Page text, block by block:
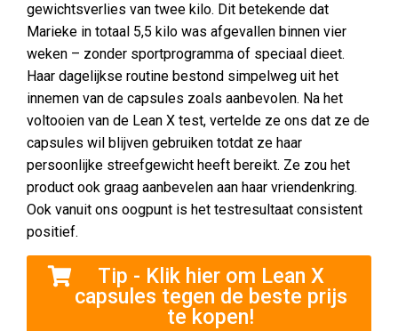
gewichtsverlies van twee kilo. Dit betekende dat
Marieke in totaal 5,5 kilo was afgevallen binnen vier
weken – zonder sportprogramma of speciaal dieet.
Haar dagelijkse routine bestond simpelweg uit het
innemen van de capsules zoals aanbevolen. Na het
voltooien van de Lean X test, vertelde ze ons dat ze de
capsules wil blijven gebruiken totdat ze haar
persoonlijke streefgewicht heeft bereikt. Ze zou het
product ook graag aanbevelen aan haar vriendenkring.
Ook vanuit ons oogpunt is het testresultaat consistent
positief.
Tip - Klik hier om Lean X
capsules tegen de beste prijs
te kopen!